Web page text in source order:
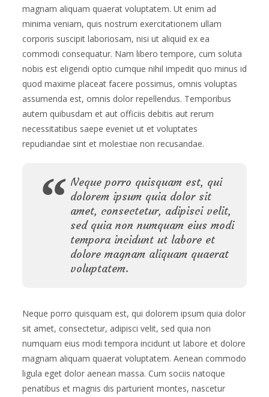
magnam aliquam quaerat voluptatem. Ut enim ad
minima veniam, quis nostrum exercitationem ullam
corporis suscipit laboriosam, nisi ut aliquid ex ea
commodi consequatur. Nam libero tempore, cum soluta
nobis est eligendi optio cumque nihil impedit quo minus id
quod maxime placeat facere possimus, omnis voluptas
assumenda est, omnis dolor repellendus. Temporibus
autem quibusdam et aut officiis debitis aut rerum
necessitatibus saepe eveniet ut et voluptates
repudiandae sint et molestiae non recusandae.
Neque porro quisquam est, qui
dolorem ipsum quia dolor sit
amet, consectetur, adipisci velit,
sed quia non numquam eius modi
tempora incidunt ut labore et
dolore magnam aliquam quaerat
voluptatem.
Neque porro quisquam est, qui dolorem ipsum quia dolor
sit amet, consectetur, adipisci velit, sed quia non
numquam eius modi tempora incidunt ut labore et dolore
magnam aliquam quaerat voluptatem. Aenean commodo
ligula eget dolor aenean massa. Cum sociis natoque
penatibus et magnis dis parturient montes, nascetur